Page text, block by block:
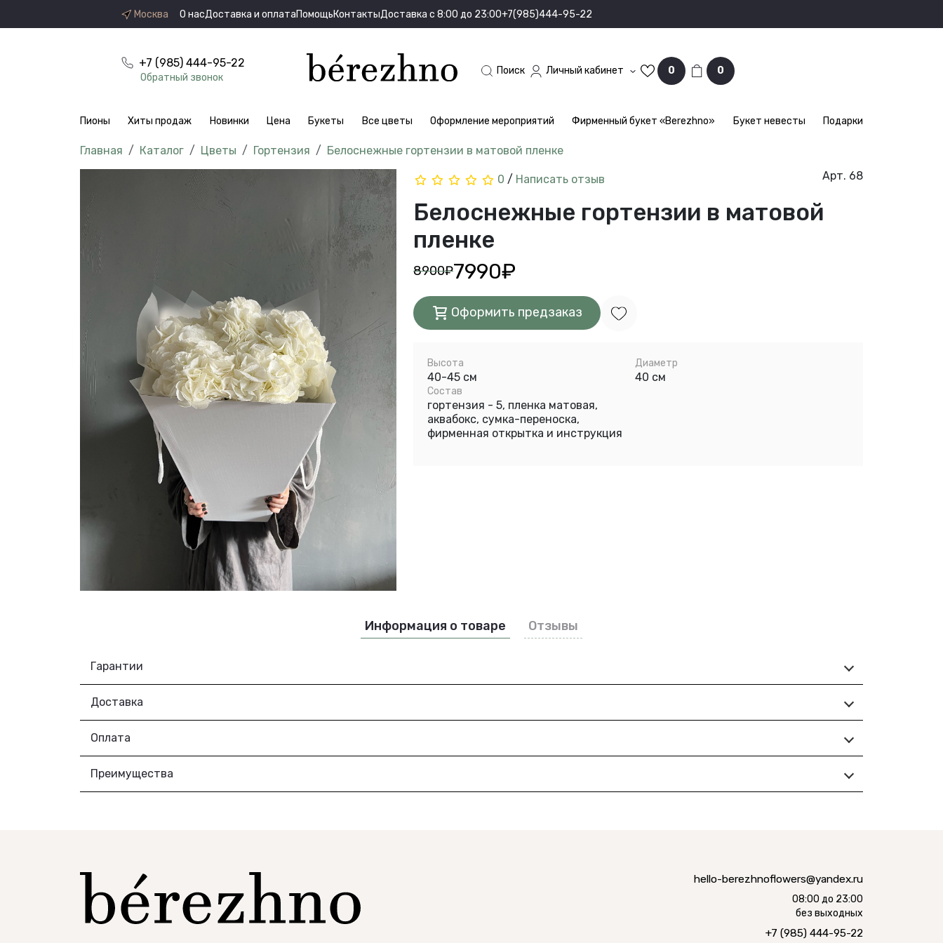
Москва О насДоставка и оплатаПомощьКонтактыДоставка с 8:00 до 23:00+7(985)444-95-22
+7 (985) 444-95-22
Обратный звонок
Поиск Личный кабинет 0 0
Пионы Хиты продаж Новинки Цена Букеты Все цветы Оформление мероприятий Фирменный букет «Berezhno» Букет невесты Подарки
Каталог Цветы Гортензия Белоснежные гортензии в матовой пленке
0 / Написать отзыв Арт. 68
Белоснежные гортензии в матовой
пленке
8900₽7990₽
Оформить предзаказ
Высота
40-45 см
Диаметр
40 см
Состав
гортензия - 5, пленка матовая,
аквабокс, сумка-переноска,
фирменная открытка и инструкция
Информация о товаре Отзывы
Гарантии
Доставка
Оплата
Преимущества
hello-berezhnoflowers@yandex.ru
08:00 до 23:00
без выходных
+7 (985) 444-95-22